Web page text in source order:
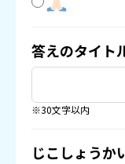
答えのタイト
※30文字以内
じこしょうか